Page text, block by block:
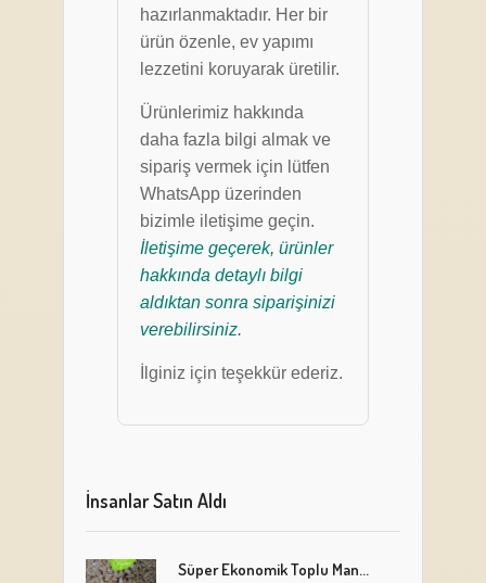
hazırlanmaktadır. Her bir
ürün özenle, ev yapımı
lezzetini koruyarak üretilir.
Ürünlerimiz hakkında
daha fazla bilgi almak ve
sipariş vermek için lütfen
WhatsApp üzerinden
bizimle iletişime geçin.
İletişime geçerek, ürünler
hakkında detaylı bilgi
aldıktan sonra siparişinizi
verebilirsiniz.
İlginiz için teşekkür ederiz.
İnsanlar Satın Aldı
Süper Ekonomik Toplu Mantı Paketi (5 Kg)